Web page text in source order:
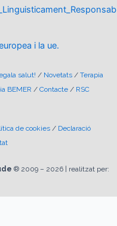
salut! / Novetats/ Terapia
BEMER / Contacte/ RSC
de cookies/ Declaració
® 2009 – 2026| realitzat per: